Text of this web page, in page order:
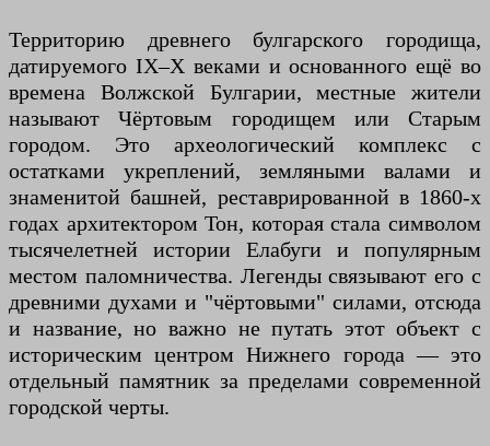
Территорию древнего булгарского городища,
датируемого IX–X веками и основанного ещё во
времена Волжской Булгарии, местные жители
называют Чёртовым городищем или Старым
городом. Это археологический комплекс с
остатками укреплений, земляными валами и
знаменитой башней, реставрированной в 1860-х
годах архитектором Тон, которая стала символом
тысячелетней истории Елабуги и популярным
местом паломничества. Легенды связывают его с
древними духами и "чёртовыми" силами, отсюда
и название, но важно не путать этот объект с
историческим центром Нижнего города — это
отдельный памятник за пределами современной
городской черты.